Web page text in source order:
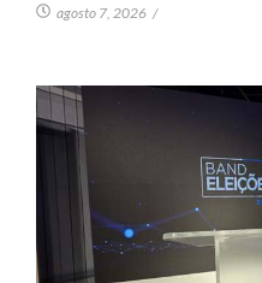
agosto 7, 2026 /